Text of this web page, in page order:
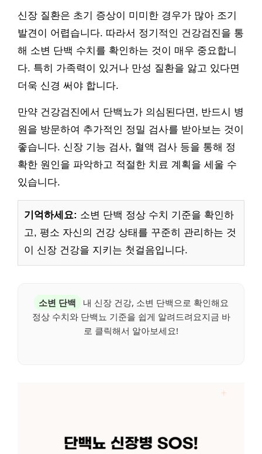
신장 질환은 초기 증상이 미미한 경우가 많아 조기
발견이 어렵습니다. 따라서 정기적인 건강검진을 통
해 소변 단백 수치를 확인하는 것이 매우 중요합니
다. 특히 가족력이 있거나 만성 질환을 앓고 있다면
더욱 신경 써야 합니다.
만약 건강검진에서 단백뇨가 의심된다면, 반드시 병
원을 방문하여 추가적인 정밀 검사를 받아보는 것이
좋습니다. 신장 기능 검사, 혈액 검사 등을 통해 정
확한 원인을 파악하고 적절한 치료 계획을 세울 수
있습니다.
기억하세요: 소변 단백 정상 수치 기준을 확인하
고, 평소 자신의 건강 상태를 꾸준히 관리하는 것
이 신장 건강을 지키는 첫걸음입니다.
소변 단백
내 신장 건강, 소변 단백으로 확인해요
정상 수치와 단백뇨 기준을 쉽게 알려드려요지금 바
로 클릭해서 알아보세요!